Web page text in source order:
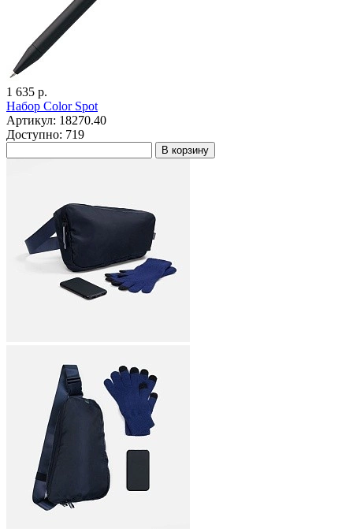
1 635 р.
Набор Color Spot
Артикул: 18270.40
Доступно: 719
В корзину